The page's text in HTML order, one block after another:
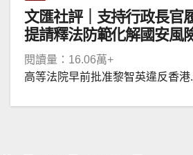
文匯社評｜支持行政長官
提請釋法防範化解國安風
閱讀量：16.06萬+
高等法院早前批准黎智英違反香港